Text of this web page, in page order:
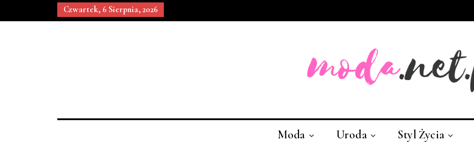
Czwartek, 6 Sierpnia, 2026
Moda Uroda Styl Życia